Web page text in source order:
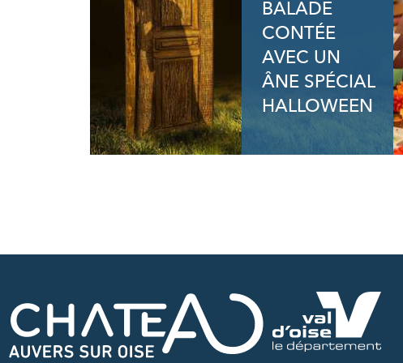
BALADE
CONTÉE
AVEC UN
ÂNE SPÉCIAL
HALLOWEEN